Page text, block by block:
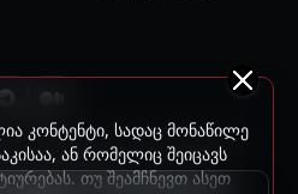
კონტენტი, სადაც მონაწილე
ან რომელიც შეიცავს
თუ შეამჩნევთ ასეთ
დაცულია. უნებართვო
აკრძალულია.